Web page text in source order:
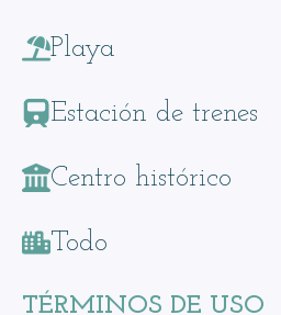
Playa
Estación de trenes
Centro histórico
Todo
TÉRMINOS DE USO